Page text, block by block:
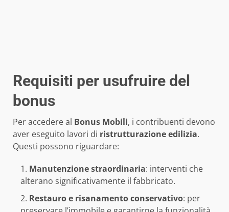
Requisiti per usufruire del
bonus
Per accedere al Bonus Mobili, i contribuenti devono
aver eseguito lavori di ristrutturazione edilizia.
Questi possono riguardare:
Manutenzione straordinaria: interventi che
alterano significativamente il fabbricato.
Restauro e risanamento conservativo: per